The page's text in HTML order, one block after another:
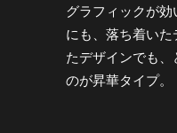
グラフィックが
にも、落ち着い
たデザインでも
のが昇華タイプ。